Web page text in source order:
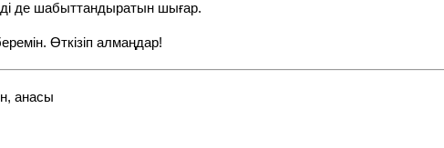
де шабыттандыратын шығар.
Өткізіп алмаңдар!
анасы